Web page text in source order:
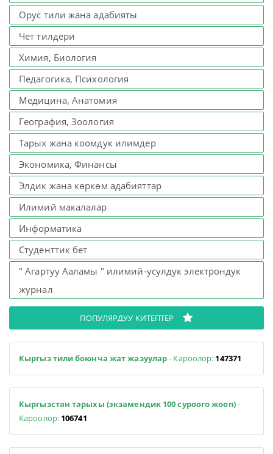
Орус тили жана адабияты
Чет тилдери
Химия, Биология
Педагогика, Психология
Медицина, Анатомия
География, Зоология
Тарых жана коомдук илимдер
Экономика, Финансы
Элдик жана көркөм адабияттар
Илимий макалалар
Информатика
Студенттик бет
" Агартуу Ааламы " илимий-усулдук электрондук
журнал
ПОПУЛЯРДУУ КИТЕПТЕР
Кыргыз тили боюнча жат жазуулар- Кароолор: 147371
Кыргызстан тарыхы (экзамендик 100 суроого жооп)-
Кароолор: 106741